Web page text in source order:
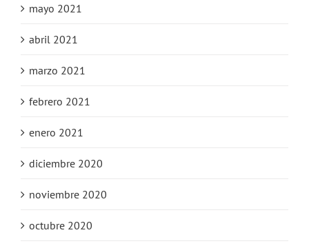
mayo 2021
abril 2021
marzo 2021
febrero 2021
enero 2021
diciembre 2020
noviembre 2020
octubre 2020